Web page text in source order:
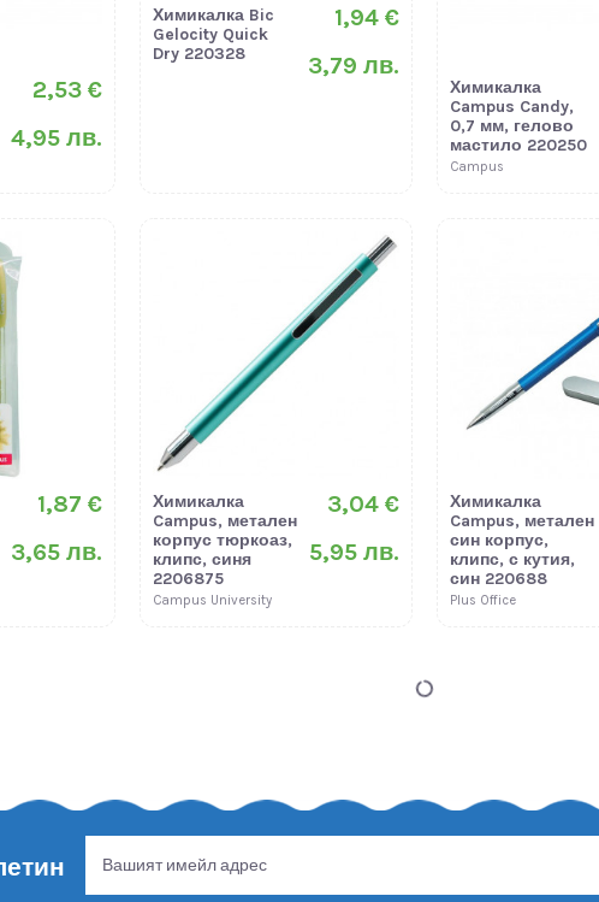
2,53 €
4,95 лв.
Химикалка Bic
Gelocity Quick
Dry 220328
1,94 €
3,79 лв.
Химикалка
Campus Candy,
0,7 мм, гелово
мастило 220250
Campus
1,87 €
3,65 лв.
Химикалка
Campus, метален
корпус тюркоаз,
клипс, синя
2206875
Campus University
3,04 €
5,95 лв.
Химикалка
Campus, метален
син корпус,
клипс, с кутия,
син 220688
Plus Office